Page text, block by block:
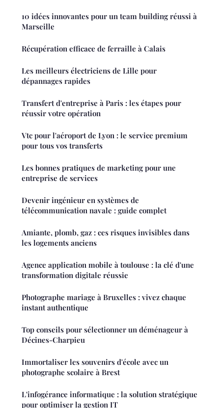
10 idées innovantes pour un team building réussi à
Marseille
Récupération efficace de ferraille à Calais
Les meilleurs électriciens de Lille pour
dépannages rapides
Transfert d'entreprise à Paris : les étapes pour
réussir votre opération
Vtc pour l'aéroport de Lyon : le service premium
pour tous vos transferts
Les bonnes pratiques de marketing pour une
entreprise de services
Devenir ingénieur en systèmes de
télécommunication navale : guide complet
Amiante, plomb, gaz : ces risques invisibles dans
les logements anciens
Agence application mobile à toulouse : la clé d'une
transformation digitale réussie
Photographe mariage à Bruxelles : vivez chaque
instant authentique
Top conseils pour sélectionner un déménageur à
Décines-Charpieu
Immortaliser les souvenirs d'école avec un
photographe scolaire à Brest
L'infogérance informatique : la solution stratégique
pour optimiser la gestion IT